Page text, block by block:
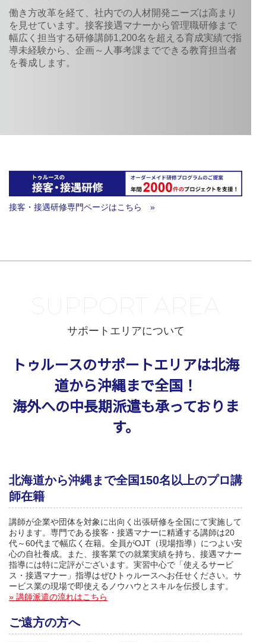
働き方改革を経て、社内での人材開発ニーズは高まり
を見せています。接客接遇マナーから管理職研修まで
幅広く担当する研修講師1,200名を超える育成実績で指
導未経験から、企画～人事考課までできる教育担当者
を養成します。
接客・接遇研修専門ページはこちら »
SUPPORT AREA
サポートエリアについて
トゥルースのサポートエリアは北海
道から沖縄まで全国！
海外への中長期派遣も承っておりま
す。
北海道から沖縄まで全国150名以上のプロ講
師在籍
講師が企業や団体を対象に出向く出張研修を全国にて実施して
おります。専門である接客・接遇マナーに精通する講師は20
代～60代まで幅広く在籍。全員がOJT（現場指導）につよい安
心の自社養成。また、接客業での就業実績を持ち、接遇マナー
指導には特に定評がございます。実習中心で「使えるサービ
ス・接遇マナー」指導はぜひトゥルースへお任せください。サ
ービス業の現場で即使えるノウハウとスキルを伝授します。
» 講師派遣の流れはこちら
ご遠方の方へ